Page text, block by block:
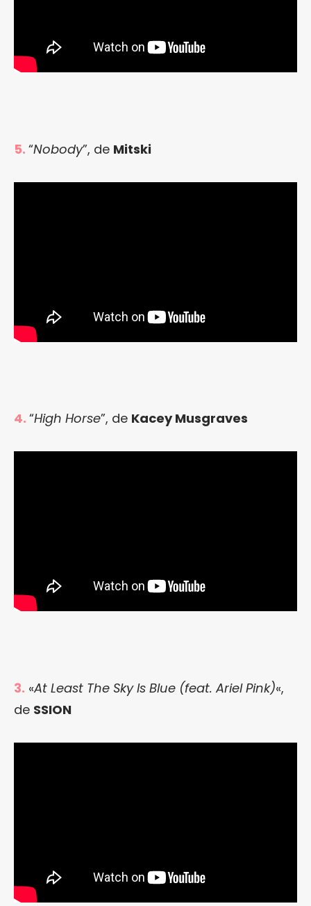
5. “Nobody”, de Mitski
4. “High Horse”, de Kacey Musgraves
3. «At Least The Sky Is Blue (feat. Ariel Pink)«,
de SSION